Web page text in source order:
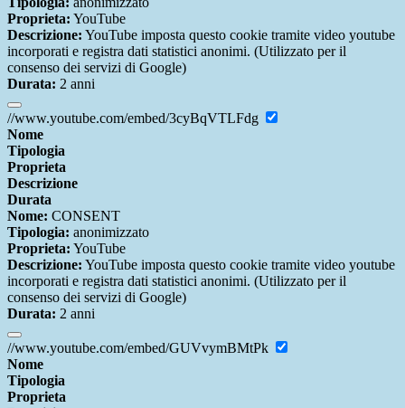
Proprieta: YouTube
Descrizione: YouTube imposta questo cookie tramite video youtube
incorporati e registra dati statistici anonimi. (Utilizzato per il
consenso dei servizi di Google)
Durata: 2 anni
//www.youtube.com/embed/3cyBqVTLFdg
Nome
Tipologia
Proprieta
Descrizione
Durata
Nome: CONSENT
Tipologia: anonimizzato
Proprieta: YouTube
Descrizione: YouTube imposta questo cookie tramite video youtube
incorporati e registra dati statistici anonimi. (Utilizzato per il
consenso dei servizi di Google)
Durata: 2 anni
//www.youtube.com/embed/GUVvymBMtPk
Nome
Tipologia
Proprieta